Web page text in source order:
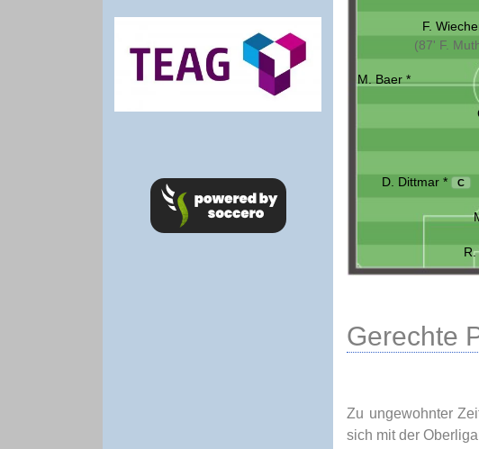
F.
(87' F.
M. Baer *
D. Dittmar * C
Gerechte
Zu ungewohnter
sich mit der